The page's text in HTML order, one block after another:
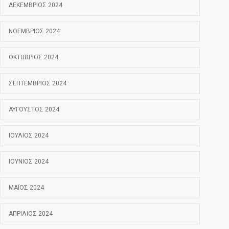
ΔΕΚΈΜΒΡΙΟΣ 2024
ΝΟΈΜΒΡΙΟΣ 2024
ΟΚΤΏΒΡΙΟΣ 2024
ΣΕΠΤΈΜΒΡΙΟΣ 2024
ΑΎΓΟΥΣΤΟΣ 2024
ΙΟΎΛΙΟΣ 2024
ΙΟΎΝΙΟΣ 2024
ΜΆΙΟΣ 2024
ΑΠΡΊΛΙΟΣ 2024